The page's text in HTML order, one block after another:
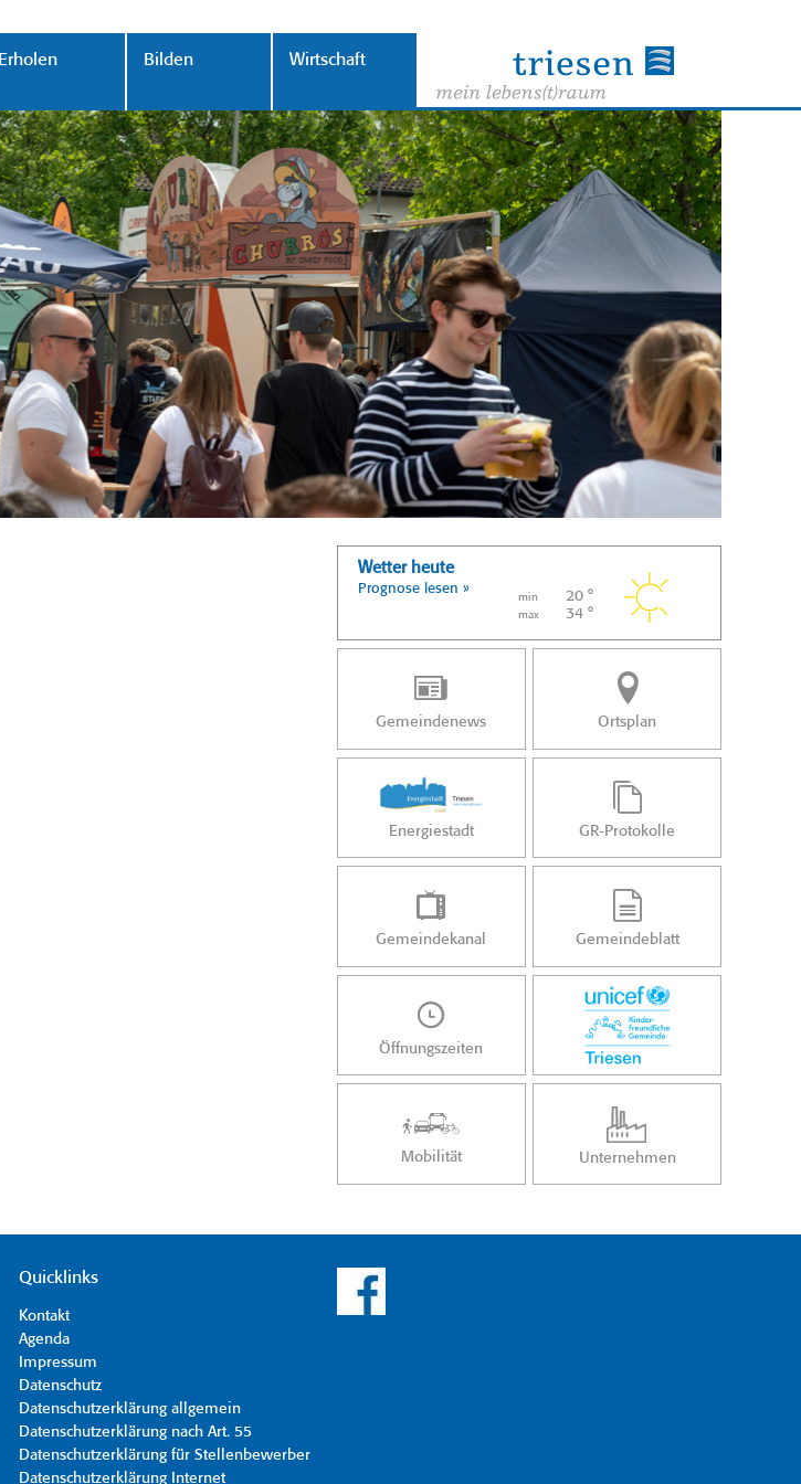
Erholen Bilden Wirtschaft
Wetter heute
Prognose lesen »
min 20 °
max 34 °
Gemeindenews Ortsplan
Energiestadt GR-Protokolle
Gemeindekanal Gemeindeblatt
Öffnungszeiten
Mobilität Unternehmen
Quicklinks
Kontakt
Agenda
Impressum
Datenschutz
Datenschutzerklärung allgemein
Datenschutzerklärung nach Art. 55
Datenschutzerklärung für Stellenbewerber
Datenschutzerklärung Internet